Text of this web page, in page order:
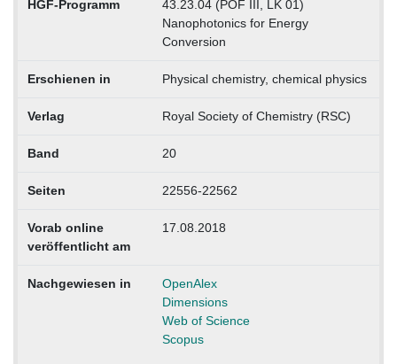
HGF-Programm
43.23.04 (POF III, LK 01)
Nanophotonics for Energy
Conversion
Erschienen in Physical chemistry, chemical physics
Verlag Royal Society of Chemistry (RSC)
Band 20
Seiten 22556-22562
Vorab online
veröffentlicht am
17.08.2018
Nachgewiesen in
OpenAlex
Dimensions
Web of Science
Scopus